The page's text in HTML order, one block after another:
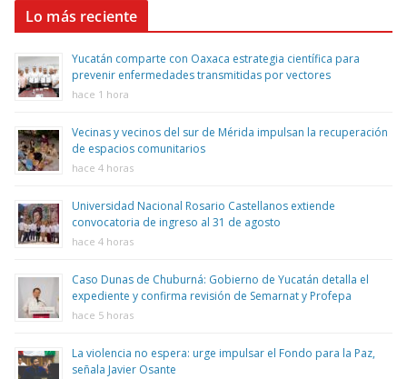
Lo más reciente
Yucatán comparte con Oaxaca estrategia científica para
prevenir enfermedades transmitidas por vectores
hace 1 hora
Vecinas y vecinos del sur de Mérida impulsan la recuperación
de espacios comunitarios
hace 4 horas
Universidad Nacional Rosario Castellanos extiende
convocatoria de ingreso al 31 de agosto
hace 4 horas
Caso Dunas de Chuburná: Gobierno de Yucatán detalla el
expediente y confirma revisión de Semarnat y Profepa
hace 5 horas
La violencia no espera: urge impulsar el Fondo para la Paz,
señala Javier Osante